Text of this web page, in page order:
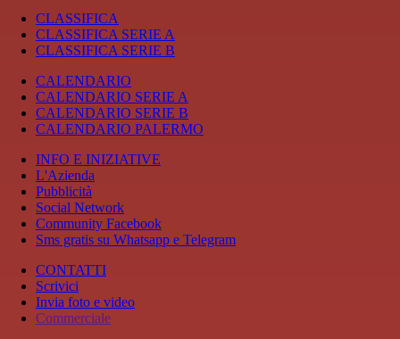
CLASSIFICA
CLASSIFICA SERIE A
CLASSIFICA SERIE B
CALENDARIO
CALENDARIO SERIE A
CALENDARIO SERIE B
CALENDARIO PALERMO
INFO E INIZIATIVE
L'Azienda
Pubblicità
Social Network
Community Facebook
Sms gratis su Whatsapp e Telegram
CONTATTI
Scrivici
Invia foto e video
Commerciale